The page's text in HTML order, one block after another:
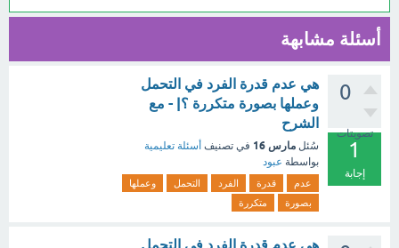
أسئلة مشابهة
0
تصويتات
1
إجابة
هي عدم قدرة الفرد في التحمل
وعملها بصورة متكررة ؟| - مع
الشرح
سُئل مارس 16 في تصنيف أسئلة تعليمية
بواسطة عبود
عدم قدرة الفرد التحمل
وعملها
بصورة
متكررة